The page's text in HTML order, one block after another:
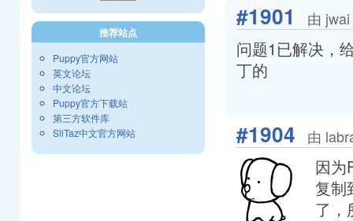
#1901 由
问题1已解决，
丁的
#1904 由
因为
复制
了，
推荐站点
Puppy官方网站
英文论坛
中文论坛
Puppy官方下载站
第三方软件库
SliTaz中文官方网站